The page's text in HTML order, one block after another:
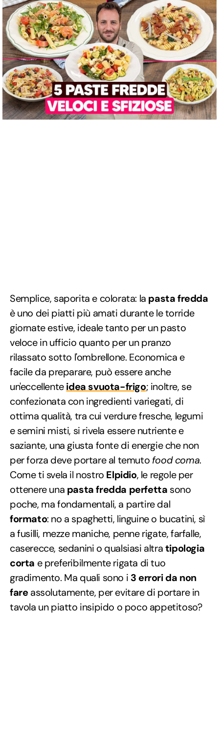
Semplice, saporita e colorata: la pasta fredda
è uno dei piatti più amati durante le torride
giornate estive, ideale tanto per un pasto
veloce in ufficio quanto per un pranzo
rilassato sotto l'ombrellone. Economica e
facile da preparare, può essere anche
un'eccellenteidea svuota-frigo; inoltre, se
confezionata con ingredienti variegati, di
ottima qualità, tra cui verdure fresche, legumi
e semini misti, si rivela essere nutriente e
saziante, una giusta fonte di energie che non
per forza deve portare al temuto food coma.
Come ti svela il nostro Elpidio, le regole per
ottenere una pasta fredda perfetta sono
poche, ma fondamentali, a partire dal
formato: no a spaghetti, linguine o bucatini, sì
a fusilli, mezze maniche, penne rigate, farfalle,
caserecce, sedanini o qualsiasi altratipologia
corta e preferibilmente rigata di tuo
gradimento. Ma quali sono i 3 errori da non
fareassolutamente, per evitare di portare in
tavola un piatto insipido o poco appetitoso?